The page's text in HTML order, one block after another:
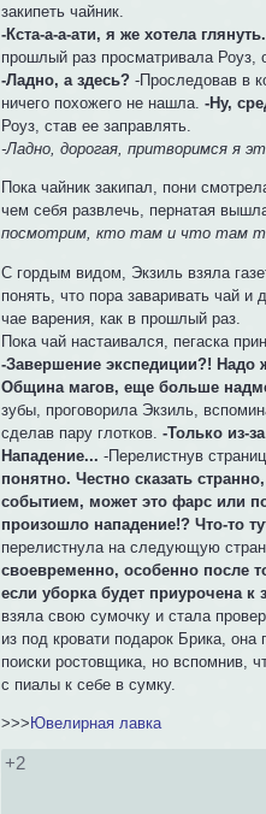
закипеть чайник.
-Кста-а-а-ати, я же хотела
прошлый раз просматривала Роуз,
-Ладно, а здесь? -Проследовав в
ничего похожего не нашла. -Ну,
Роуз, став ее заправлять.
-Ладно, дорогая, притворимся я
Пока чайник закипал, пони
чем себя развлечь, пернатая
посмотрим, кто там и что там
С гордым видом, Экзиль взяла
понять, что пора заваривать чай и
чае варения, как в прошлый раз.
Пока чай настаивался, пегаска
-Завершение экспедиции?! Надо
Община магов, еще больше
зубы, проговорила Экзиль,
сделав пару глотков. -Только из-
Нападение... -Перелистнув
понятно. Честно сказать
событием, может это фарс или
произошло нападение!? Что-то
перелистнула на следующую
своевременно, особенно после
если уборка будет приурочена
взяла свою сумочку и стала
из под кровати подарок Брика,
поиски ростовщика, но вспомнив,
с пиалы к себе в сумку.
>>> Ювелирная лавка
+2